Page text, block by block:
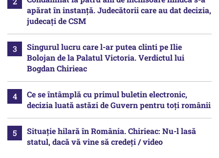
apărat în instanță. Judecătorii care au dat decizia,
judecați de CSM
Singurul lucru care l-ar putea clinti pe Ilie
Bolojan de la Palatul Victoria. Verdictul lui
Bogdan Chirieac
Ce se întâmplă cu primul buletin electronic,
decizia luată astăzi de Guvern pentru toți românii
Situație hilară în România. Chirieac: Nu-l lasă
statul, dacă vă vine să credeți / video